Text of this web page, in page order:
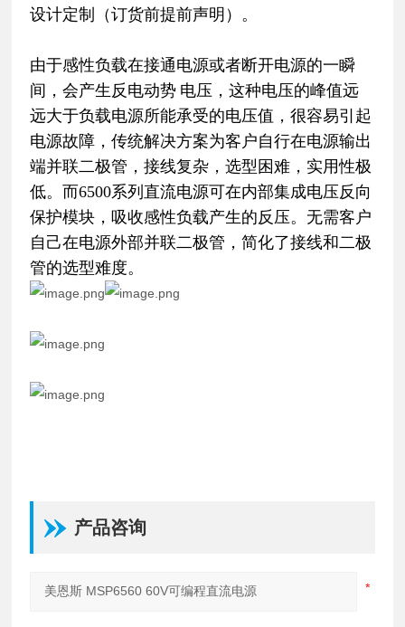
设计定制（订货前提前声明）。
由于感性负载在接通电源或者断开电源的一瞬
间，会产生反电动势 电压，这种电压的峰值远
远大于负载电源所能承受的电压值，很容易引起
电源故障，传统解决方案为客户自行在电源输出
端并联二极管，接线复杂，选型困难，实用性极
低。而6500系列直流电源可在内部集成电压反向
保护模块，吸收感性负载产生的反压。无需客户
自己在电源外部并联二极管，简化了接线和二极
管的选型难度。
产品咨询